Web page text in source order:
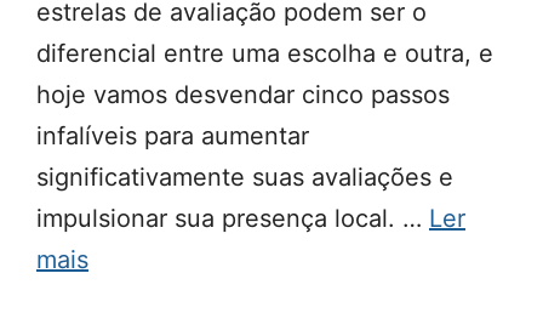
estrelas de avaliação podem ser o
diferencial entre uma escolha e outra, e
hoje vamos desvendar cinco passos
infalíveis para aumentar
significativamente suas avaliações e
impulsionar sua presença local. … Ler
mais